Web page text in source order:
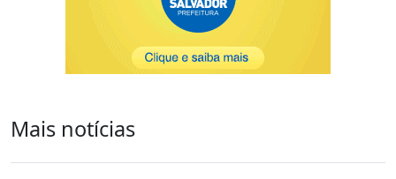
Mais notícias